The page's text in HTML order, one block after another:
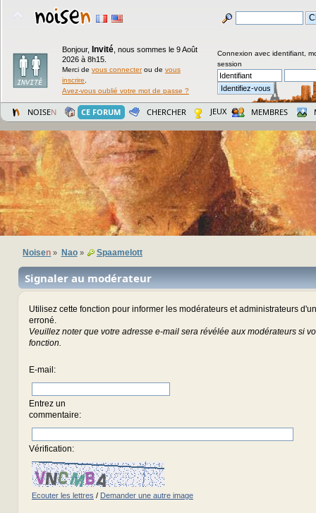
Bonjour, Invité nous sommes le 9 Août
2026 à 8h15.
Merci de vous connecterou de vous
inscrire
Avez-vous oublié votre mot de passe ?
Connexion avec identifiant,
session
NOISEN CE FORUM CHERCHER JEUX MEMBRES
Noisen » Nao» Spaamelott
Signaler au modérateur
Utilisez cette fonction pour informer les modérateurs et administrateurs
erroné.
Veuillez noter que votre adresse e-mail sera révélée aux modérateurs si
fonction.
E-mail :
Entrez un
commentaire:
Vérification:
Ecouter les lettres / Demander une autre image